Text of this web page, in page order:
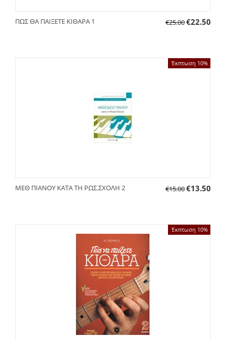
ΠΩΣ ΘΑ ΠΑΙΞΕΤΕ ΚΙΘΑΡΑ 1 €25.00€22.50
Έκπτωση 10%
ΜΕΘ ΠΙΑΝΟΥ ΚΑΤΑ ΤΗ ΡΩΣ.ΣΧΟΛΗ 2 €15.00€13.50
Έκπτωση 10%